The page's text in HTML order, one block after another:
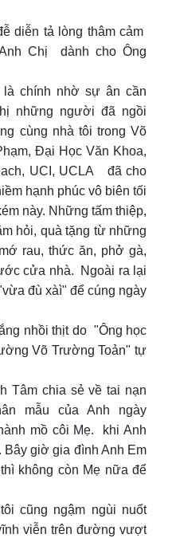
diễn tả lòng thâm cảm
Chị dành cho Ông
chính nhờ sự ân cần
những người đã ngồi
cùng nhà tôi trong Võ
Đại Học Văn Khoa,
UCI, UCLA đã cho
hạnh phúc vô biên tối
này. Những tấm thiệp,
hỏi, quà tặng từ những
rau, thức ăn, phở gà,
cửa nhà. Ngoài ra lại
đù xàì" để cúng ngày
nhồi thịt do "Ông học
Võ Trường Toản" tự
Tâm chia sẻ về tai nạn
mẫu của Anh ngày
mồ côi Mẹ. khi Anh
Bây giờ gia đình Anh Em
không còn Mẹ nữa để
cũng ngậm ngùi nuốt
viễn trên đường vượt